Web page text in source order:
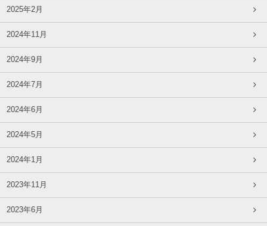
2025年2月
2024年11月
2024年9月
2024年7月
2024年6月
2024年5月
2024年1月
2023年11月
2023年6月